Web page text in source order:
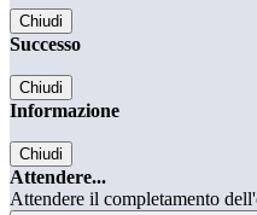
Chiudi
Successo
Chiudi
Informazione
Chiudi
Attendere...
Attendere il completamento